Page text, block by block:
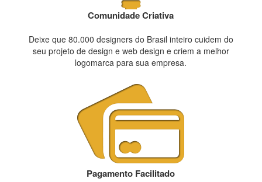
Comunidade Criativa
Deixe que 80.000 designers do Brasil inteiro cuidem do
seu projeto de design e web design e criem a melhor
logomarca para sua empresa.
Pagamento Facilitado